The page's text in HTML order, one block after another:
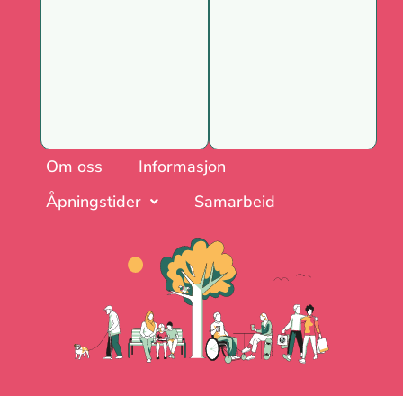
Om oss
Informasjon
Åpningstider
Samarbeid